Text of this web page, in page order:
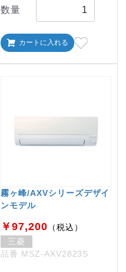
数量
カートに入れる
霧ヶ峰/AXVシリーズデザイ
ンモデル
￥97,200 （税込）
三菱
品番 MSZ-AXV2823S